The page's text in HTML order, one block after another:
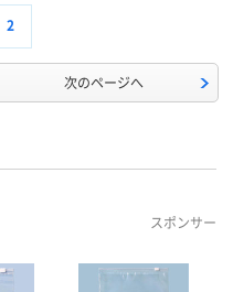
2
次のページへ
スポンサー